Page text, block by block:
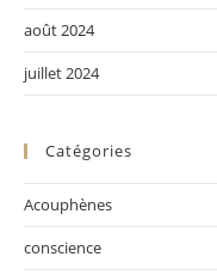
août 2024
juillet 2024
Catégories
Acouphènes
conscience